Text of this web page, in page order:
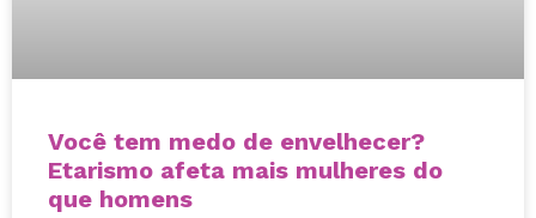
Você tem medo de envelhecer?
Etarismo afeta mais mulheres do
que homens